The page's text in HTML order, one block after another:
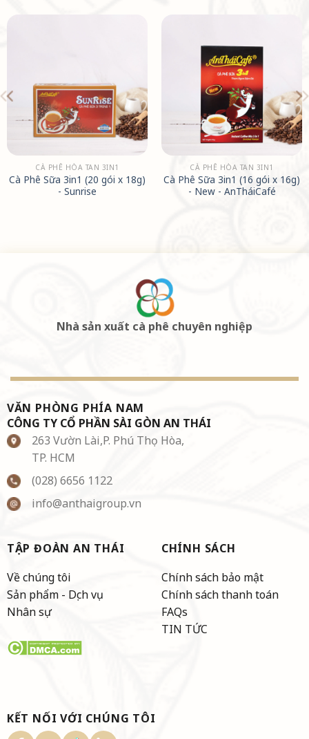
CÀ PHÊ HÒA TAN 3IN1
Cà Phê Sữa 3in1 (20 gói x 18g)
- Sunrise
CÀ PHÊ HÒA TAN 3IN1
Cà Phê Sữa 3in1 (16 gói x 16g)
- New - AnTháiCafé
Nhà sản xuất cà phê chuyên nghiệp
VĂN PHÒNG PHÍA NAM
CÔNG TY CỔ PHẦN SÀI GÒN AN THÁI
263 Vườn Lài,P. Phú Thọ Hòa,
TP. HCM
(028) 6656 1122
info@anthaigroup.vn
TẬP ĐOÀN AN THÁI
Về chúng tôi
Sản phẩm - Dịch vụ
Nhân sự
CHÍNH SÁCH
Chính sách bảo mật
Chính sách thanh toán
FAQs
TIN TỨC
KẾT NỐI VỚI CHÚNG TÔI